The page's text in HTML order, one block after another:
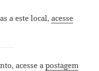
a este local,acesse
acesse apostagem